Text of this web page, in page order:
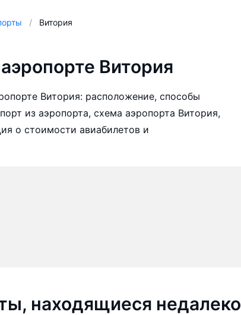
Витория
Витория
Витория: расположение, способы
из аэропорта, схема аэропорта Витория,
о стоимости авиабилетов и
находящиеся недалеко